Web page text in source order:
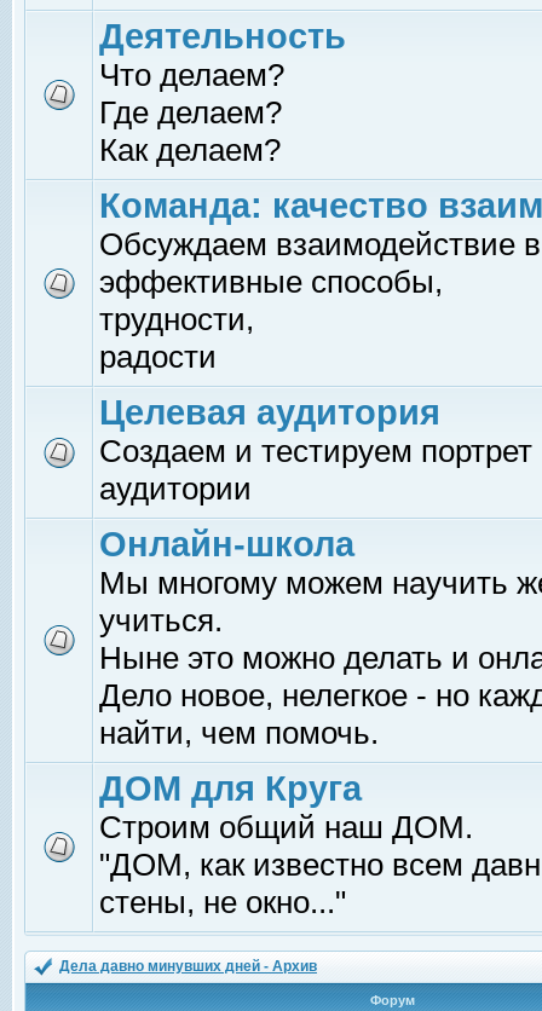
Деятельность
Что делаем?
Где делаем?
Как делаем?
Команда: качество
Обсуждаем взаимодействие
эффективные способы,
трудности,
радости
Целевая аудитория
Создаем и тестируем
аудитории
Онлайн-школа
Мы многому можем научить
учиться.
Ныне это можно делать и
Дело новое, нелегкое - но
найти, чем помочь.
ДОМ для Круга
Строим общий наш ДОМ.
"ДОМ, как известно всем
стены, не окно..."
Дела давно минувших дней - Архив
Форум